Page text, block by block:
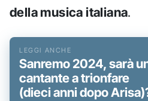
della musica italiana.
Sanremo 2024, sarà
cantante a trionfare
(dieci anni dopo